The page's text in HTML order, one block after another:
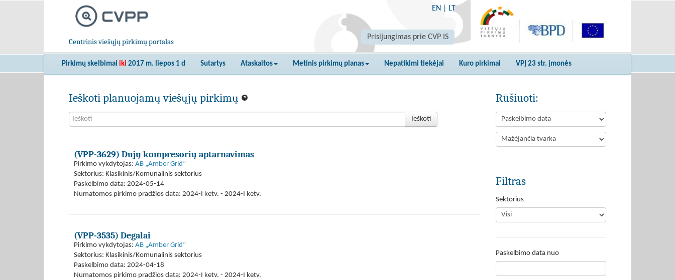
Centrinis viešųjų pirkimų portalas
EN LT
Prisijungimas prie CVP IS
Pirkimų skelbimai iki 2017 m. liepos 1 d Sutartys Ataskaitos Metinis pirkimų planas Nepatikimi tiekėjai Kuro pirkimai VPĮ 23 str. įmonės
Ieškoti planuojamų viešųjų pirkimų
Ieškoti
(VPP-3629) Dujų kompresorių aptarnavimas
Pirkimo vykdytojas: AB „Amber Grid”
Sektorius: Klasikinis/Komunalinis sektorius
Paskelbimo data: 2024-05-14
Numatomos pirkimo pradžios data: 2024-I ketv. - 2024-I ketv.
(VPP-3535) Degalai
Pirkimo vykdytojas: AB „Amber Grid”
Sektorius: Klasikinis/Komunalinis sektorius
Paskelbimo data: 2024-04-18
Numatomos pirkimo pradžios data: 2024-I ketv. - 2024-I ketv.
Rūšiuoti:
Filtras
Sektorius
Paskelbimo data nuo